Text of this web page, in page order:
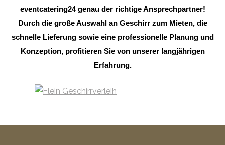
eventcatering24 genau der richtige Ansprechpartner!
Durch die große Auswahl an Geschirr zum Mieten, die
schnelle Lieferung sowie eine professionelle Planung und
Konzeption, profitieren Sie von unserer langjährigen
Erfahrung.